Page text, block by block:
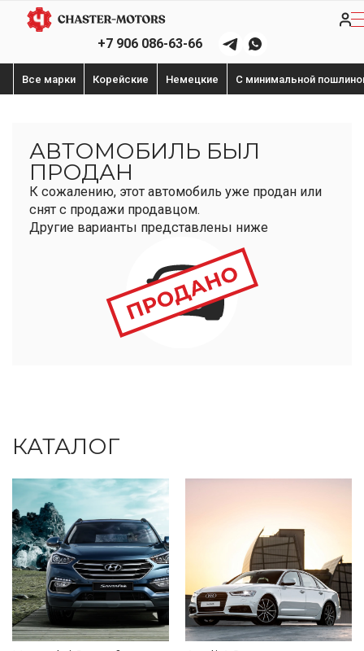
+7 906 086-63-66
Все марки Корейские Немецкие С минимальной
АВТОМОБИЛЬ БЫЛ
ПРОДАН
К сожалению, этот автомобиль уже продан или
снят с продажи продавцом.
Другие варианты представлены ниже
КАТАЛОГ